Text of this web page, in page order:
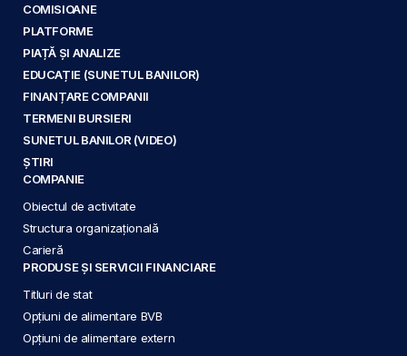
COMISIOANE
PLATFORME
PIAȚĂ ȘI ANALIZE
EDUCAȚIE (SUNETUL BANILOR)
FINANȚARE COMPANII
TERMENI BURSIERI
SUNETUL BANILOR (VIDEO)
ȘTIRI
COMPANIE
Obiectul de activitate
Structura organizațională
Carieră
PRODUSE ȘI SERVICII FINANCIARE
Titluri de stat
Opțiuni de alimentare BVB
Opțiuni de alimentare extern